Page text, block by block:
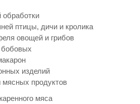
обработки
птицы, дичи и кролика
овощей и грибов
изделий
продуктов
мяса